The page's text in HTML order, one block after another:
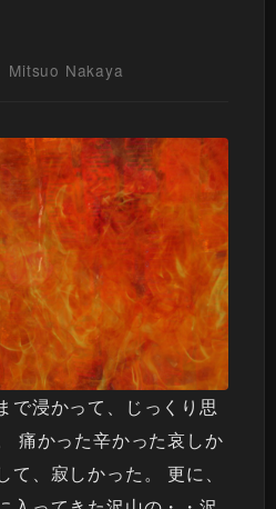
Mitsuo Nakaya
で浸かって、じっくり思
痛かった辛かった哀しか
て、寂しかった。 更に、